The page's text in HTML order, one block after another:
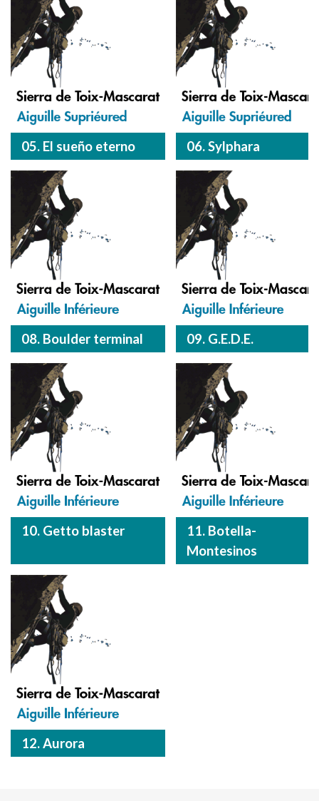
05. El sueño eterno 06. Sylphara
08. Boulder terminal 09. G.E.D.E.
10. Getto blaster
11. Botella-
Montesinos
12. Aurora